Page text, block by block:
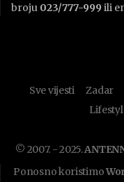
broju 023/777-999 ili
Sve vijesti Zadar
© 2007. - 2025.
Ponosno koristimo